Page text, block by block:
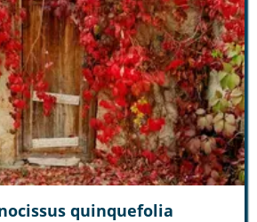
quinquefolia